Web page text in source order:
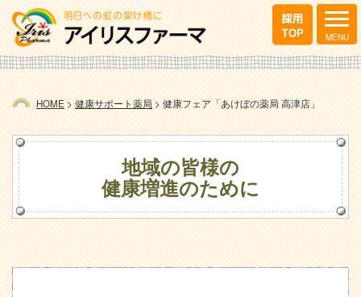
HOME > 健康サポート薬局 > 健康フェア「あけぼの薬局 高津店」
地域の皆様の
健康増進のために